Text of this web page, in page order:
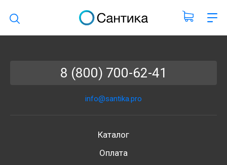
8 (800) 700-62-41
info@santika.pro
Каталог
Оплата